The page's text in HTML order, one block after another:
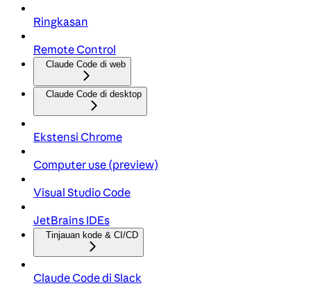
Ringkasan
Remote Control
Claude Code di web
Claude Code di desktop
Ekstensi Chrome
Computer use (preview)
Visual Studio Code
JetBrains IDEs
Tinjauan kode & CI/CD
Claude Code di Slack